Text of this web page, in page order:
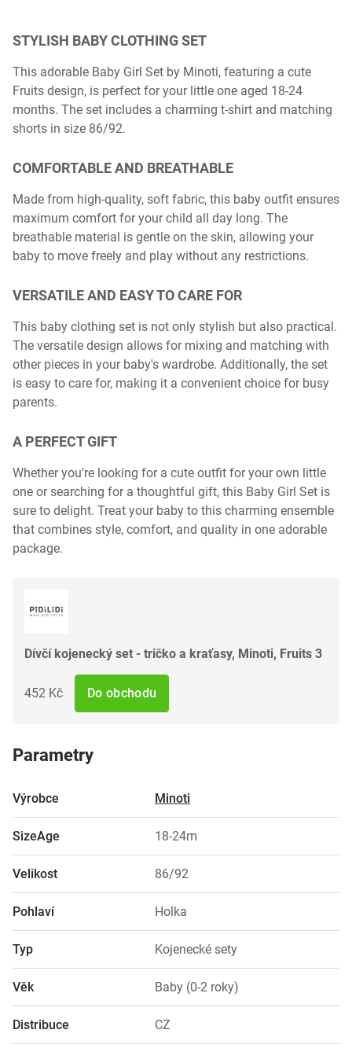
STYLISH BABY CLOTHING SET
This adorable Baby Girl Set by Minoti, featuring a cute
Fruits design, is perfect for your little one aged 18-24
months. The set includes a charming t-shirt and matching
shorts in size 86/92.
COMFORTABLE AND BREATHABLE
Made from high-quality, soft fabric, this baby outfit ensures
maximum comfort for your child all day long. The
breathable material is gentle on the skin, allowing your
baby to move freely and play without any restrictions.
VERSATILE AND EASY TO CARE FOR
This baby clothing set is not only stylish but also practical.
The versatile design allows for mixing and matching with
other pieces in your baby's wardrobe. Additionally, the set
is easy to care for, making it a convenient choice for busy
parents.
A PERFECT GIFT
Whether you're looking for a cute outfit for your own little
one or searching for a thoughtful gift, this Baby Girl Set is
sure to delight. Treat your baby to this charming ensemble
that combines style, comfort, and quality in one adorable
package.
Dívčí kojenecký set - tričko a kraťasy, Minoti, Fruits 3
452 Kč Do obchodu
Parametry
Výrobce Minoti
SizeAge 18-24m
Velikost 86/92
Pohlaví Holka
Typ Kojenecké sety
Věk Baby (0-2 roky)
Distribuce CZ